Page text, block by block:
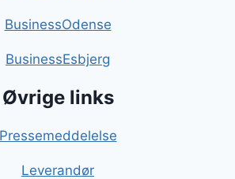
BusinessOdense
BusinessEsbjerg
Øvrige links
Pressemeddelelse
Leverandør